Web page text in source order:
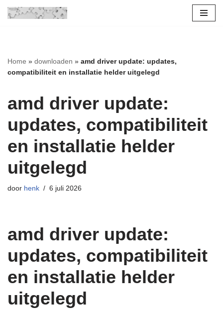
inhoud
Home » downloaden » amd driver update: updates,
compatibiliteit en installatie helder uitgelegd
amd driver update:
updates, compatibiliteit
en installatie helder
uitgelegd
door henk 6 juli 2026
amd driver update:
updates, compatibiliteit
en installatie helder
uitgelegd